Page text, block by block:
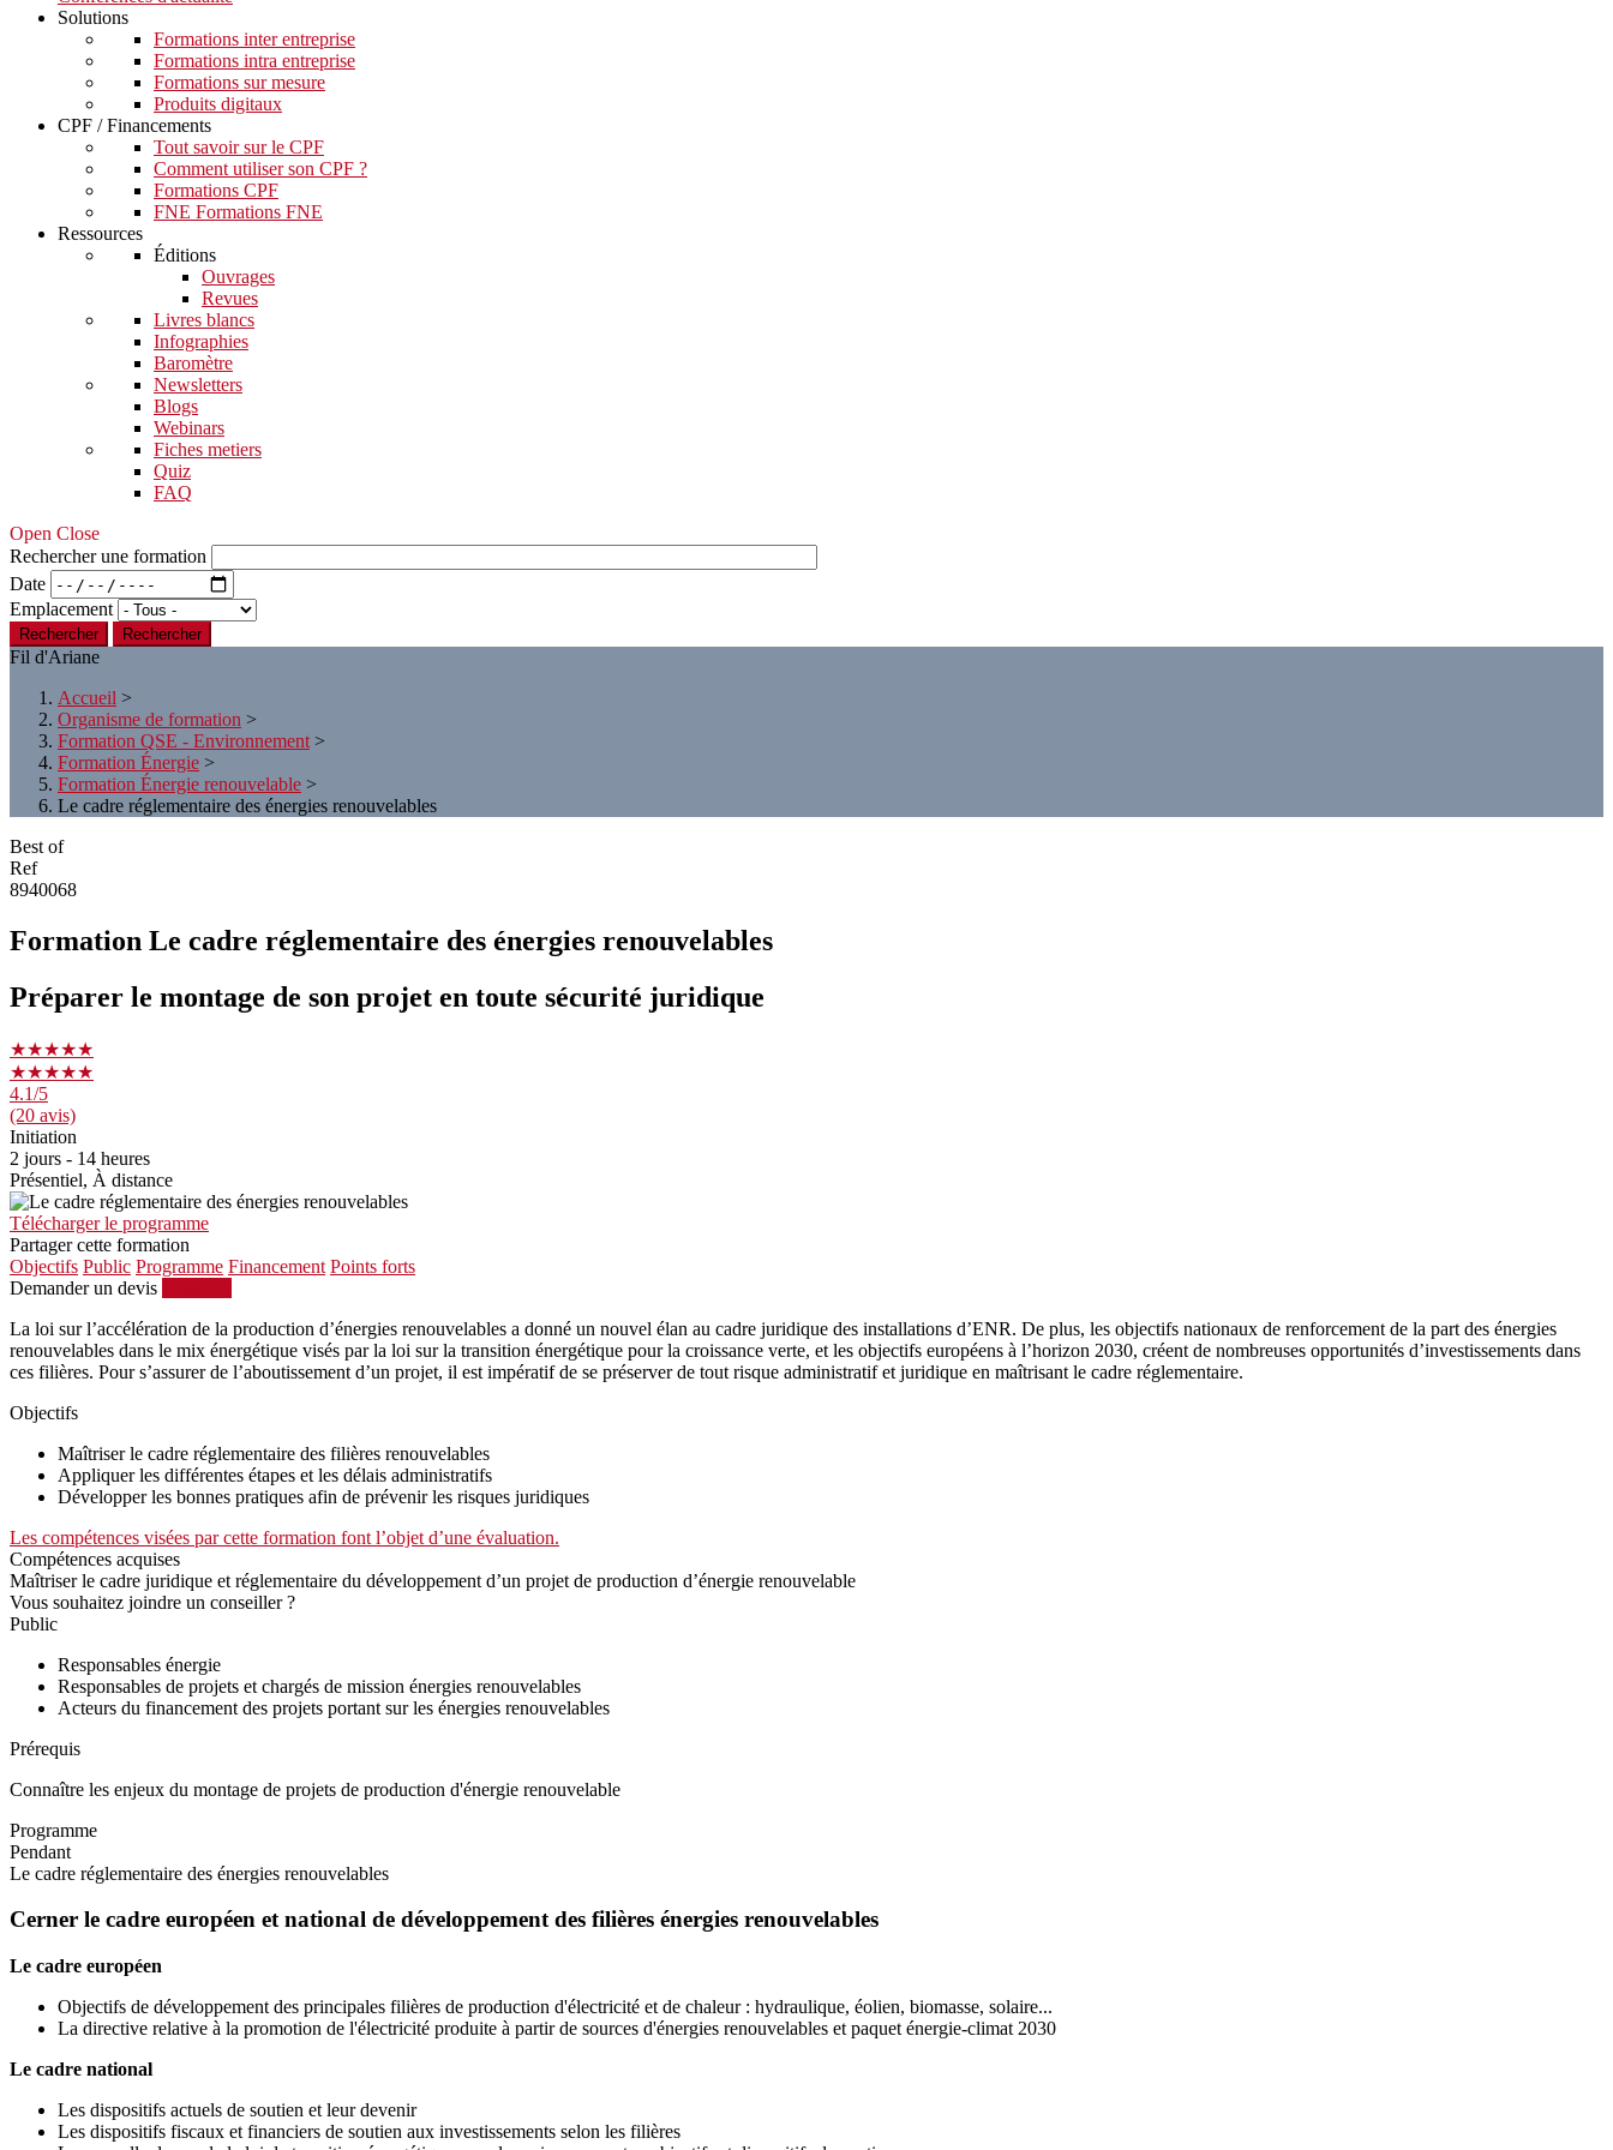
Solutions
Formations inter entreprise
Formations intra entreprise
Formations sur mesure
Produits digitaux
CPF / Financements
Tout savoir sur le CPF
Comment utiliser son CPF ?
Formations CPF
FNE Formations FNE
Ressources
Éditions
Ouvrages
Revues
Livres blancs
Infographies
Baromètre
Newsletters
Blogs
Webinars
Fiches metiers
Quiz
FAQ
Open Close
Rechercher une formation
Date
Emplacement
Rechercher
Fil d'Ariane
Accueil >
Organisme de formation >
Formation QSE - Environnement >
Formation Énergie >
Formation Énergie renouvelable >
Le cadre réglementaire des énergies renouvelables
Best of
Ref
8940068
Formation Le cadre réglementaire des énergies renouvelables
Préparer le montage de son projet en toute sécurité juridique
★★★★★
★★★★★
4.1/5
(20 avis)
Initiation
2 jours - 14 heures
Présentiel, À distance
Télécharger le programme
Partager cette formation
Objectifs Public Programme Financement Points forts
Demander un devis
La loi sur l’accélération de la production d’énergies renouvelables a donné un nouvel élan au cadre juridique des installations d’ENR. De plus, les objectifs nationaux de renforcement de la part des énergies
renouvelables dans le mix énergétique visés par la loi sur la transition énergétique pour la croissance verte, et les objectifs européens à l’horizon 2030, créent de nombreuses opportunités d’investissements dans
ces filières. Pour s’assurer de l’aboutissement d’un projet, il est impératif de se préserver de tout risque administratif et juridique en maîtrisant le cadre réglementaire.
Objectifs
Maîtriser le cadre réglementaire des filières renouvelables
Appliquer les différentes étapes et les délais administratifs
Développer les bonnes pratiques afin de prévenir les risques juridiques
Les compétences visées par cette formation font l’objet d’une évaluation.
Compétences acquises
Maîtriser le cadre juridique et réglementaire du développement d’un projet de production d’énergie renouvelable
Vous souhaitez joindre un conseiller ?
Public
Responsables énergie
Responsables de projets et chargés de mission énergies renouvelables
Acteurs du financement des projets portant sur les énergies renouvelables
Prérequis
Connaître les enjeux du montage de projets de production d'énergie renouvelable
Programme
Pendant
Le cadre réglementaire des énergies renouvelables
Cerner le cadre européen et national de développement des filières énergies renouvelables
Le cadre européen
Objectifs de développement des principales filières de production d'électricité et de chaleur : hydraulique, éolien, biomasse, solaire...
La directive relative à la promotion de l'électricité produite à partir de sources d'énergies renouvelables et paquet énergie-climat 2030
Le cadre national
Les dispositifs actuels de soutien et leur devenir
Les dispositifs fiscaux et financiers de soutien aux investissements selon les filières